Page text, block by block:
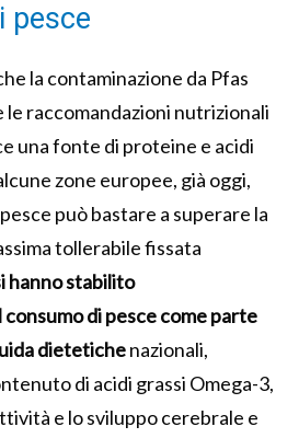
pesce
la contaminazione da Pfas
le raccomandazioni nutrizionali
una fonte di proteine e acidi
zone europee, già oggi,
può bastare a superare la
tollerabile fissata
hanno stabilito
di pesce come parte
dietetichenazionali,
di acidi grassi Omega-3,
e lo sviluppo cerebrale e